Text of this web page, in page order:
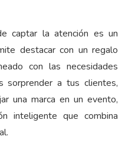
captar la atención es un
destacar con un regalo
con las necesidades
sorprender a tus clientes,
una marca en un evento,
inteligente que combina